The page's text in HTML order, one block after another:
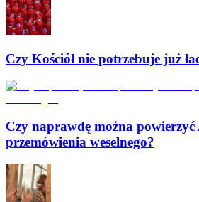
Czy Kościół nie potrzebuje już
Czy naprawdę można
przemówienia weselnego?